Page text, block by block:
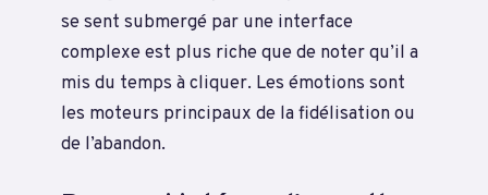
se sent submergé par une interface
complexe est plus riche que de noter qu’il a
mis du temps à cliquer. Les émotions sont
les moteurs principaux de la fidélisation ou
de l’abandon.